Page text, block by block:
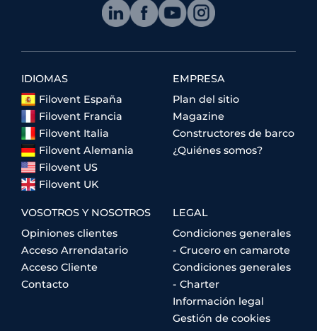
IDIOMAS
Filovent España
Filovent Francia
Filovent Italia
Filovent Alemania
Filovent US
Filovent UK
EMPRESA
Plan del sitio
Magazine
Constructores de barco
¿Quiénes somos?
VOSOTROS Y NOSOTROS
Opiniones clientes
Acceso Arrendatario
Acceso Cliente
Contacto
LEGAL
Condiciones generales
- Crucero en camarote
Condiciones generales
- Charter
Información legal
Gestión de cookies